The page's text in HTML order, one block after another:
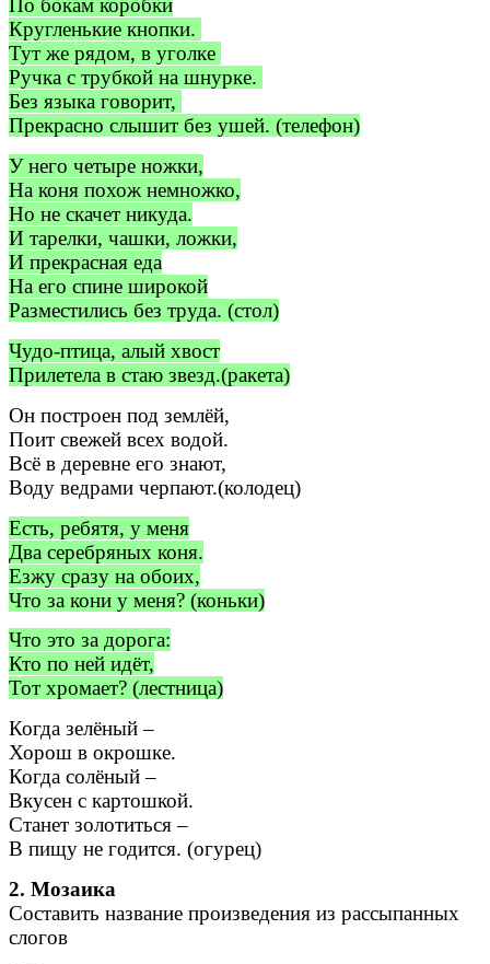
По бокам коробки
Кругленькие кнопки.
Тут же рядом, в уголке
Ручка с трубкой на шнурке.
Без языка говорит,
Прекрасно слышит без ушей. (телефон)
У него четыре ножки,
На коня похож немножко,
Но не скачет никуда.
И тарелки, чашки, ложки,
И прекрасная еда
На его спине широкой
Разместились без труда. (стол)
Чудо-птица, алый хвост
Прилетела в стаю звезд.(ракета)
Он построен под землёй,
Поит свежей всех водой.
Всё в деревне его знают,
Воду ведрами черпают.(колодец)
Есть, ребятя, у меня
Два серебряных коня.
Езжу сразу на обоих,
Что за кони у меня? (коньки)
Что это за дорога:
Кто по ней идёт,
Тот хромает? (лестница)
Когда зелёный –
Хорош в окрошке.
Когда солёный –
Вкусен с картошкой.
Станет золотиться –
В пищу не годится. (огурец)
2. Мозаика
Составить название произведения из рассыпанных
слогов